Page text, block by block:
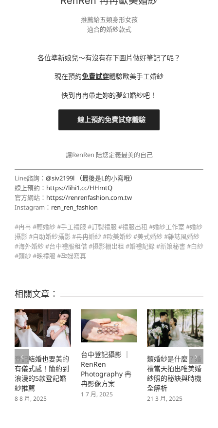
推薦給五類身形女孩
適合的婚紗款式
各位準新娘兒～有沒有存下圖片做好筆記了呢？
現在預約免費試穿體驗歐美手工婚紗
快到冉冉帶走妳的夢幻婚紗吧！
線上預約免費試穿體驗
讓RenRen 陪您定義最美的自己
Line諮詢： @siv2199l （最後是L的小寫哦）
線上預約： https://lihi1.cc/HHmtQ
官方網站： https://renrenfashion.com.tw
Instagram： ren_ren_fashion
#冉冉 #輕婚紗 #手工禮服 #訂製禮服 #禮服出租 #婚紗工作室 #婚紗
攝影 #自助婚紗攝影 #冉冉婚紗 #歐美婚紗 #美式婚紗 #雜誌風婚紗
#海外婚紗 #台中禮服租借 #攝影棚出租 #婚禮記錄 #新娘秘書 #白紗
#頭紗 #晚禮服 #孕婦寫真
相關文章：
登記結婚也要美的
有儀式感！簡約到
浪漫的5款登記婚
紗推薦
8 8 月, 2025
台中登記攝影 ｜
RenRen
Photography 冉
冉影像方案
1 7 月, 2025
類婚紗是什麼？婚
禮當天拍出唯美婚
紗照的秘訣與時機
全解析
21 3 月, 2025